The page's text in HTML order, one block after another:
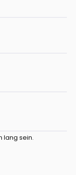
lang sein.